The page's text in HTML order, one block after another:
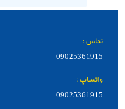
تماس :
09025361915
واتساپ :
09025361915